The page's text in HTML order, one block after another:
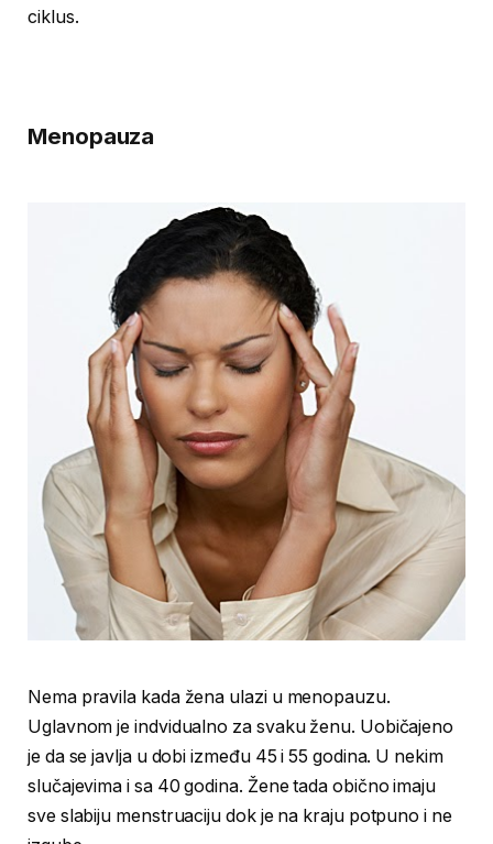
ciklus.
Menopauza
Nema pravila kada žena ulazi u menopauzu.
Uglavnom je indvidualno za svaku ženu. Uobičajeno
je da se javlja u dobi između 45 i 55 godina. U nekim
slučajevima i sa 40 godina. Žene tada obično imaju
sve slabiju menstruaciju dok je na kraju potpuno i ne